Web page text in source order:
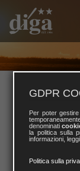
GDPR
Per poter
denominati
la politica sulla
informazioni,
Politica sulla